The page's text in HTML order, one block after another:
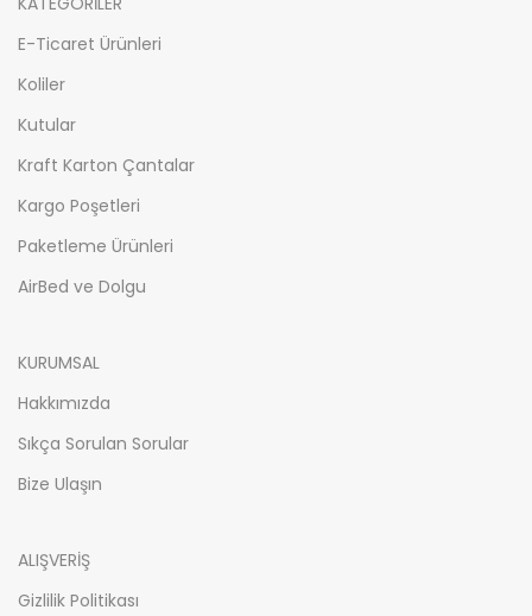
E-Ticaret Ürünleri
Koliler
Kutular
Kraft Karton Çantalar
Kargo Poşetleri
Paketleme Ürünleri
AirBed ve Dolgu
KURUMSAL
Hakkımızda
Sıkça Sorulan Sorular
Bize Ulaşın
ALIŞVERİŞ
Gizlilik Politikası